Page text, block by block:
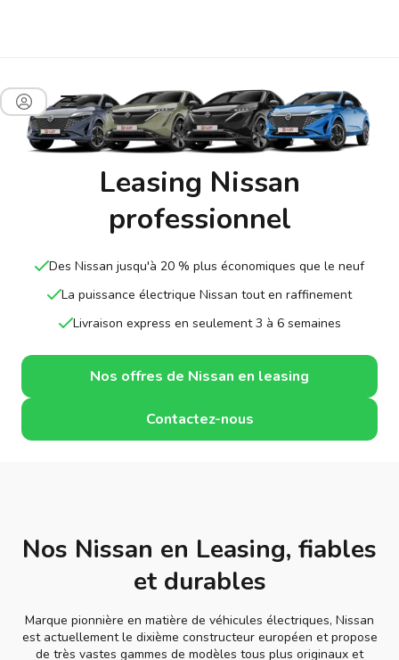
Leasing Nissan
professionnel
Des Nissan jusqu'à 20 % plus économiques que le neuf
La puissance électrique Nissan tout en raffinement
Livraison express en seulement 3 à 6 semaines
Nos offres de Nissan en leasing
Contactez-nous
Nos Nissan en Leasing, fiables
et durables
Marque pionnière en matière de véhicules électriques, Nissan
est actuellement le dixième constructeur européen et propose
de très vastes gammes de modèles tous plus originaux et